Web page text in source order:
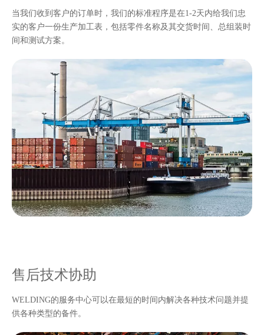
当我们收到客户的订单时，我们的标准程序是在1-2天内给我们忠
实的客户一份生产加工表，包括零件名称及其交货时间、总组装时
间和测试方案。
售后技术协助
WELDING的服务中心可以在最短的时间内解决各种技术问题并提
供各种类型的备件。